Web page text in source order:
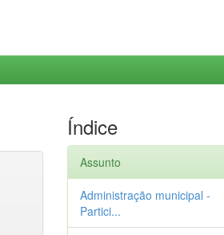
Índice
Assunto
Administração municipal -
Partici...